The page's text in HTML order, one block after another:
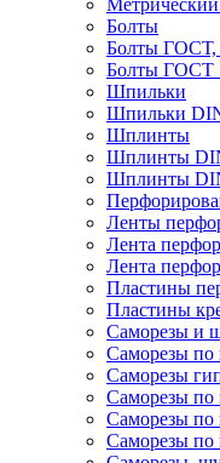
Болты
Болты
Болты ГОСТ
Шпильки
Шпильки
Шплинты
Шплинты
Шплинты
Ленты
Лента
Лента
Пластины
Пластины
Саморезы и
Саморезы по
Саморезы
Саморезы по
Саморезы по
Саморезы по